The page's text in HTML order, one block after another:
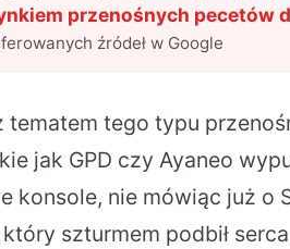
przenośnych pecetów
źródeł w Google
tego typu
jak GPD czy Ayaneo
konsole, nie mówiąc już o
który szturmem podbił